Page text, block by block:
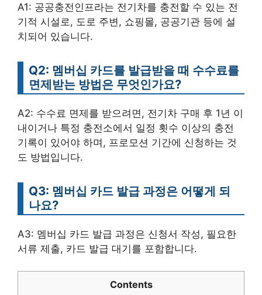
A1: 공공충전인프라는 전기차를 충전할 수 있는 전
기적 시설로, 도로 주변, 쇼핑몰, 공공기관 등에 설
치되어 있습니다.
Q2: 멤버십 카드를 발급받을 때 수수료를
면제받는 방법은 무엇인가요?
A2: 수수료 면제를 받으려면, 전기차 구매 후 1년 이
내이거나 특정 충전소에서 일정 횟수 이상의 충전
기록이 있어야 하며, 프로모션 기간에 신청하는 것
도 방법입니다.
Q3: 멤버십 카드 발급 과정은 어떻게 되
나요?
A3: 멤버십 카드 발급 과정은 신청서 작성, 필요한
서류 제출, 카드 발급 대기를 포함합니다.
Contents